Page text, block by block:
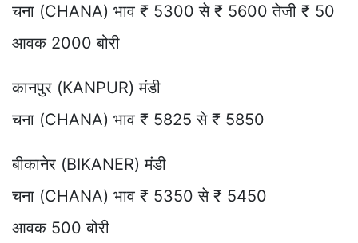
चना (CHANA) भाव ₹ 5300 से ₹ 5600 तेजी ₹ 50
आवक 2000 बोरी
कानपुर (KANPUR) मंडी
चना (CHANA) भाव ₹ 5825 से ₹ 5850
बीकानेर (BIKANER) मंडी
चना (CHANA) भाव ₹ 5350 से ₹ 5450
आवक 500 बोरी